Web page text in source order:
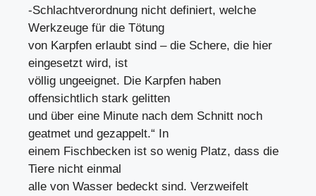
-Schlachtverordnung nicht definiert, welche
Werkzeuge für die Tötung
von Karpfen erlaubt sind – die Schere, die hier
eingesetzt wird, ist
völlig ungeeignet. Die Karpfen haben
offensichtlich stark gelitten
und über eine Minute nach dem Schnitt noch
geatmet und gezappelt.“ In
einem Fischbecken ist so wenig Platz, dass die
Tiere nicht einmal
alle von Wasser bedeckt sind. Verzweifelt